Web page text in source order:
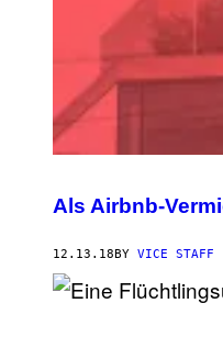
Als Airbnb-
12.13.18 BY VICE STAFF